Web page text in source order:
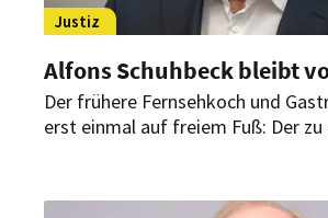
Justiz
Alfons Schuhbeck bleibt
Der frühere Fernsehkoch und
erst einmal auf freiem Fuß: Der zu
von der Haft verschont.